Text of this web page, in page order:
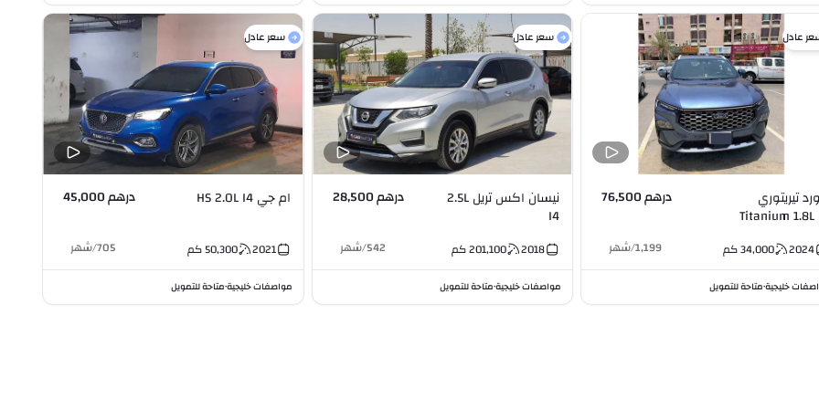
عادل
تيريتوري
Titanium
درهم 76,500
2024
34,000كم 1,199
/شهر
خليجية•متاحة للتمويل
سعر عادل
نيسان اكس تريل 2.5L
I4
درهم 28,500
2018
201,100كم 542
/شهر
مواصفات خليجية•متاحة للتمويل
سعر عادل
ام جي HS 2.0L I4 درهم 45,000
2021
50,300كم 705
/شهر
مواصفات خليجية•متاحة للتمويل